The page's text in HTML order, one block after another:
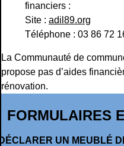
financiers :
Site : adil89.org
Téléphone : 03 86 72
La Communauté de
propose pas d’aides
rénovation.
FORMULAIRES
UN MEUBLÉ